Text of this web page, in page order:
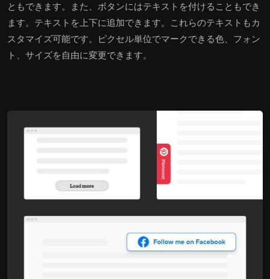
ともできます。また、ボタンにはテキストを付けることもでき
ます。テキストを上下に追加できます。これらのテキストもカ
スタマイズ可能です。ピクセル単位でマークできる色、フォン
ト、サイズを自由に変更できます。